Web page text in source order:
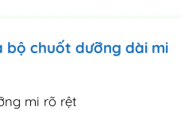
bộ chuốt dưỡng dài mi
mi rõ rệt